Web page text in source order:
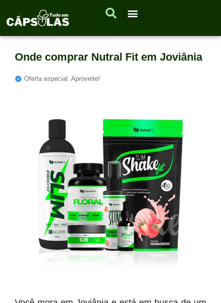
Onde comprar Nutral Fit em Joviânia
Oferta especial. Aproveite!